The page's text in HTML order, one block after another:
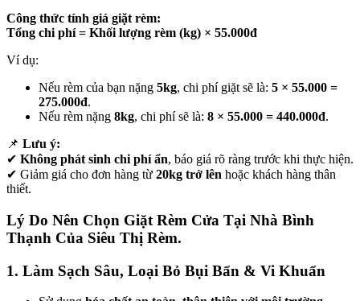
Công thức tính giá giặt rèm:
Tổng chi phí = Khối lượng rèm (kg) × 55.000đ
Ví dụ:
Nếu rèm của bạn nặng 5kg, chi phí giặt sẽ là: 5 × 55.000 =
275.000đ.
Nếu rèm nặng 8kg, chi phí sẽ là: 8 × 55.000 = 440.000đ.
📌 Lưu ý:
✔ Không phát sinh chi phí ẩn, báo giá rõ ràng trước khi thực hiện.
✔ Giảm giá cho đơn hàng từ 20kg trở lên hoặc khách hàng thân
thiết.
Lý Do Nên Chọn Giặt Rèm Cửa Tại Nhà Bình
Thạnh Của Siêu Thị Rèm.
1. Làm Sạch Sâu, Loại Bỏ Bụi Bẩn & Vi Khuẩn